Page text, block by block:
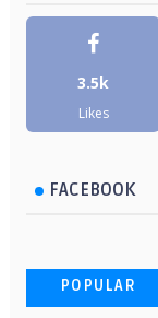
3.5k
Likes
FACEBOOK
POPULAR